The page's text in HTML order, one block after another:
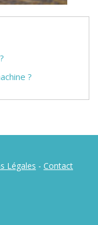
?
Légales - Contact